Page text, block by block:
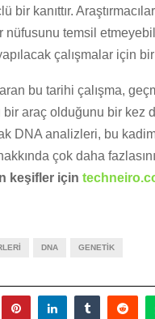
bir kanıttır.
nüfusunu temsil
çalışmalar için
bu tarihi çalışma,
araç olduğunu bir kez
DNA analizleri, bu
çok daha
keşifler için
DNA GENETIK